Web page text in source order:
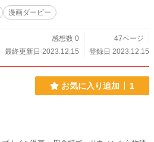
漫画ダービー
感想数 0
47ページ
最終更新日 2023.12.15
登録日 2023.12.15
お気に入り追加 1